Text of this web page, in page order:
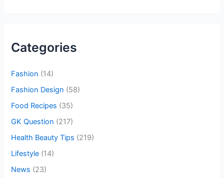
h
:
Categories
Fashion (14)
Fashion Design (58)
Food Recipes (35)
GK Question (217)
Health Beauty Tips (219)
Lifestyle (14)
News (23)